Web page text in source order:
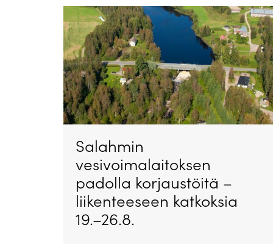
Salahmin
vesivoimalaitoksen
padolla korjaustöitä –
liikenteeseen katkoksia
19.–26.8.